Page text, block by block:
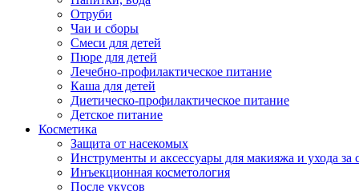
Отруби
Чаи и сборы
Смеси для детей
Пюре для детей
Лечебно-профилактическое питание
Каша для детей
Диетическо-профилактическое питание
Детское питание
Косметика
Защита от насекомых
Инструменты и аксессуары для макияжа и ухода за
Инъекционная косметология
После укусов